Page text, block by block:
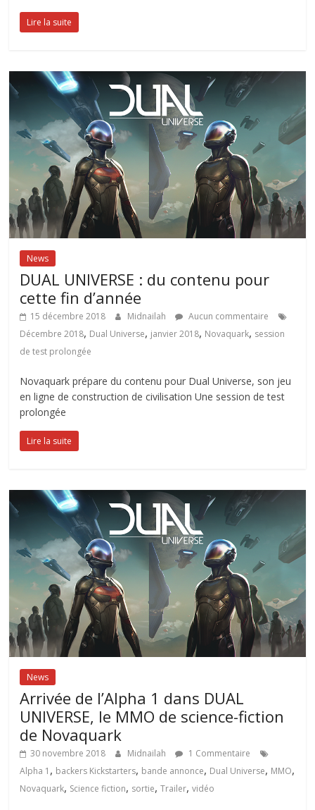
Lire la suite
News
DUAL UNIVERSE : du contenu pour
cette fin d’année
15 décembre 2018 Midnailah
Aucun commentaire
Décembre 2018, Dual Universe, janvier 2018, Novaquark, session
de test prolongée
Novaquark prépare du contenu pour Dual Universe, son jeu
en ligne de construction de civilisation Une session de test
prolongée
Lire la suite
News
Arrivée de l’Alpha 1 dans DUAL
UNIVERSE, le MMO de science-fiction
de Novaquark
30 novembre 2018 Midnailah
1 Commentaire
Alpha 1 , backers Kickstarters, bande annonce, Dual Universe, MMO,
Novaquark, Science fiction, sortie,Trailer,vidéo